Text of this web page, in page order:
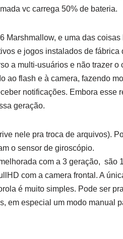
vc carrega 50% de bateria.
Marshmallow, e uma das
e jogos instalados de fábrica
a multi-usuários e não trazer o
ao flash e à camera, fazendo
notificações. Embora esse
geração.
nele pra troca de arquivos).
o sensor de giroscópio.
com a 3 geração, são
com a camera frontal. A
é muito simples. Pode ser
em especial um modo manual